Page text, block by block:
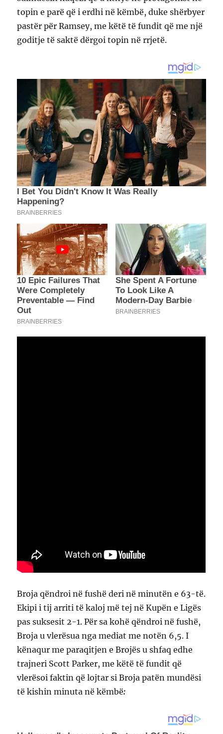
topin e parë që i erdhi në këmbë, duke shërbyer
pastër për Ramsey, me këtë të fundit që me një
goditje të saktë dërgoi topin në rrjetë.
Broja qëndroi në fushë deri në minutën e 63-të.
Ekipi i tij arriti të kaloj më tej në Kupën e Ligës
pas suksesit 2-1. Për sa kohë qëndroi në fushë,
Broja u vlerësua nga mediat me notën 6,5. I
kënaqur me paraqitjen e Brojës u shfaq edhe
trajneri Scott Parker, me këtë të fundit që
vlerësoi faktin që lojtar si Broja patën mundësi
të kishin minuta në këmbë: